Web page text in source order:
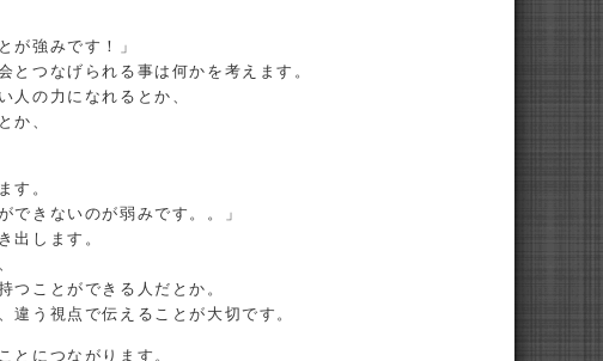
が強みです！」
とつなげられる事は何かを考えます。
人の力になれるとか、
か、
す。
できないのが弱みです。。」
出します。
つことができる人だとか。
違う視点で伝えることが大切です。
とにつながります。